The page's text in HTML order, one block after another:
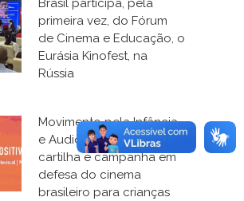
Brasil participa, pela
primeira vez, do Fórum
de Cinema e Educação, o
Eurásia Kinofest, na
Rússia
Movimento pela Infância
e Audiovisual lança
cartilha e campanha em
defesa do cinema
brasileiro para crianças